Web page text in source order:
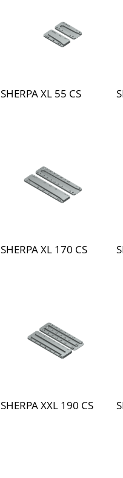
SHERPA XL 55 CS
SHERPA XL 170 CS
SHERPA XXL 190 CS